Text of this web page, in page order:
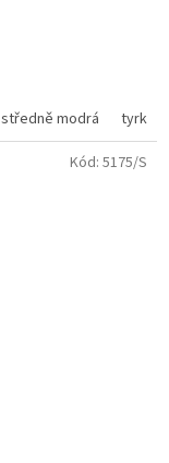
středně modrá
Kód: 5175/S